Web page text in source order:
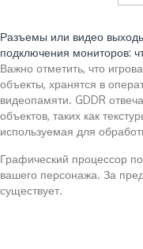
Разъемы или видео
подключения мониторов:
Важно отметить, что
объекты, хранятся в
видеопамяти. GDDR
объектов, таких как
используемая для
Графический процессор
вашего персонажа. За
существует.